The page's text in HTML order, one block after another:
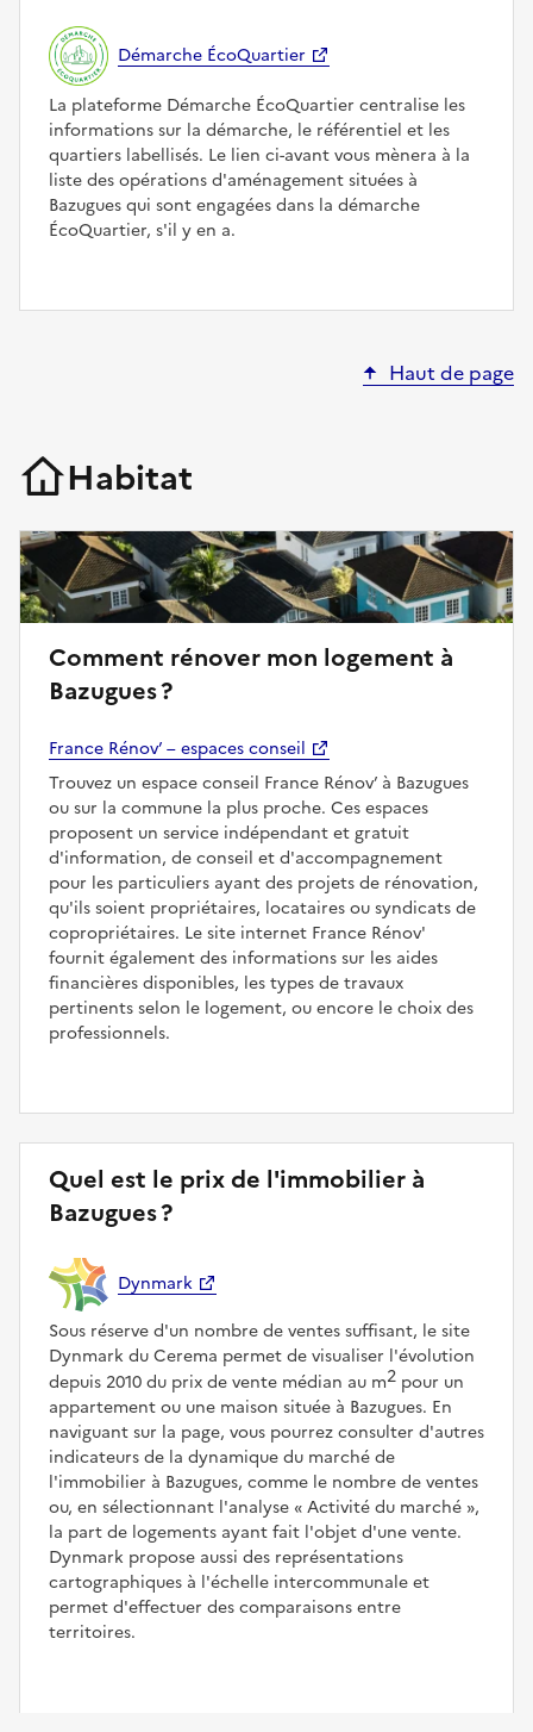
Démarche ÉcoQuartier
La plateforme Démarche ÉcoQuartier centralise les
informations sur la démarche, le référentiel et les
quartiers labellisés. Le lien ci-avant vous mènera à la
liste des opérations d'aménagement situées à
Bazugues qui sont engagées dans la démarche
ÉcoQuartier, s'il y en a.
Haut de page
Habitat
Comment rénover mon logement à
Bazugues ?
France Rénov’ – espaces conseil
Trouvez un espace conseil France Rénov’ à Bazugues
ou sur la commune la plus proche. Ces espaces
proposent un service indépendant et gratuit
d'information, de conseil et d'accompagnement
pour les particuliers ayant des projets de rénovation,
qu'ils soient propriétaires, locataires ou syndicats de
copropriétaires. Le site internet France Rénov'
fournit également des informations sur les aides
financières disponibles, les types de travaux
pertinents selon le logement, ou encore le choix des
professionnels.
Quel est le prix de l'immobilier à
Bazugues ?
Dynmark
Sous réserve d'un nombre de ventes suffisant, le site
Dynmark du Cerema permet de visualiser l'évolution
depuis 2010 du prix de vente médian au m2 pour un
appartement ou une maison située à Bazugues. En
naviguant sur la page, vous pourrez consulter d'autres
indicateurs de la dynamique du marché de
l'immobilier à Bazugues, comme le nombre de ventes
ou, en sélectionnant l'analyse
Activité du marché ,
la part de logements ayant fait l'objet d'une vente.
Dynmark propose aussi des représentations
cartographiques à l'échelle intercommunale et
permet d'effectuer des comparaisons entre
territoires.